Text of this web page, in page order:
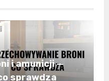
i amunicji —
sprawdza